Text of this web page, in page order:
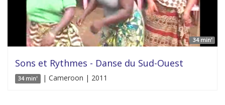
34 min'
Sons et Rythmes - Danse du Sud-Ouest
34 min' | Cameroon | 2011